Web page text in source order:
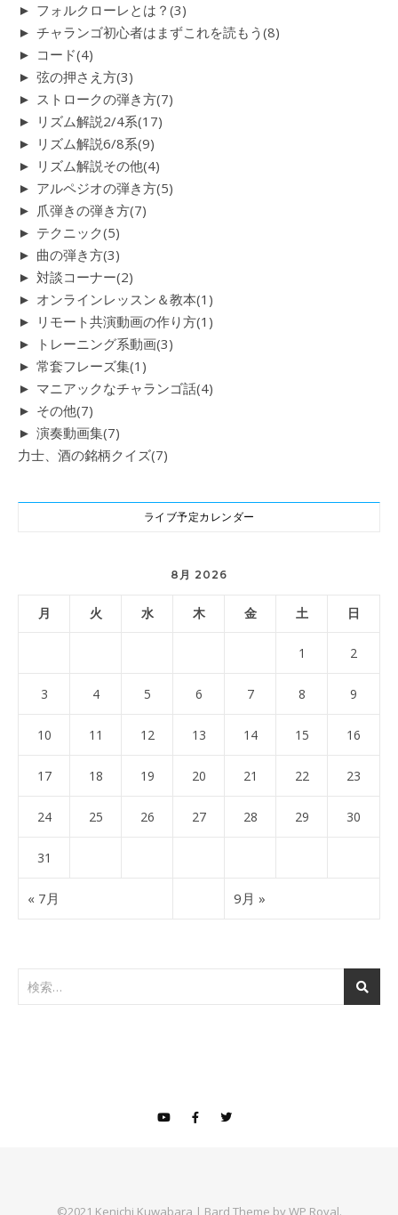
► フォルクローレとは？ (3)
► チャランゴ初心者はまずこれを読もう (8)
► コード(4)
► 弦の押さえ方(3)
► ストロークの弾き方(7)
► リズム解説2/4系(17)
► リズム解説6/8系(9)
► リズム解説その他(4)
► アルペジオの弾き方(5)
► 爪弾きの弾き方(7)
► テクニック(5)
► 曲の弾き方(3)
► 対談コーナー(2)
► オンラインレッスン＆教本(1)
► リモート共演動画の作り方(1)
►
トレーニング系動画(3)
► 常套フレーズ集(1)
► マニアックなチャランゴ話(4)
► その他(7)
► 演奏動画集(7)
力士、酒の銘柄クイズ(7)
ライブ予定カレンダー
8月 2026
月 火 水 木 金 土 日
1 2
3 4 5 6 7 8 9
10 11 12 13 14 15 16
17 18 19 20 21 22 23
24 25 26 27 28 29 30
31
« 7月 9月 »
©2021 Kenichi Kuwabara | Bard Theme byWP Royal.